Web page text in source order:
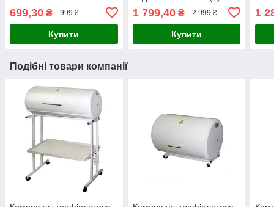
699,30 ₴ 999 ₴
Купити
1 799,40₴ 2 999 ₴
Купити
1
Подібні товари компанії